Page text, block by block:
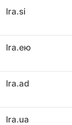
lra.si
lra.ею
lra.ad
lra.ua